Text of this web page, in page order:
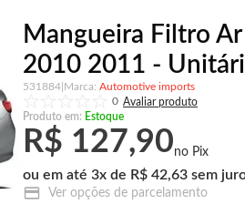
Mangueira Filtro
2010 2011 -
531884
Automotive imports
0
Produto em: Estoque
R$ 127,90
3x R$ 42,63
Ver opções de parcelamento